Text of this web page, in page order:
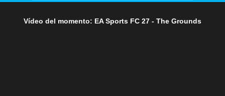
Vídeo del momento: EA Sports FC 27 - The Grounds